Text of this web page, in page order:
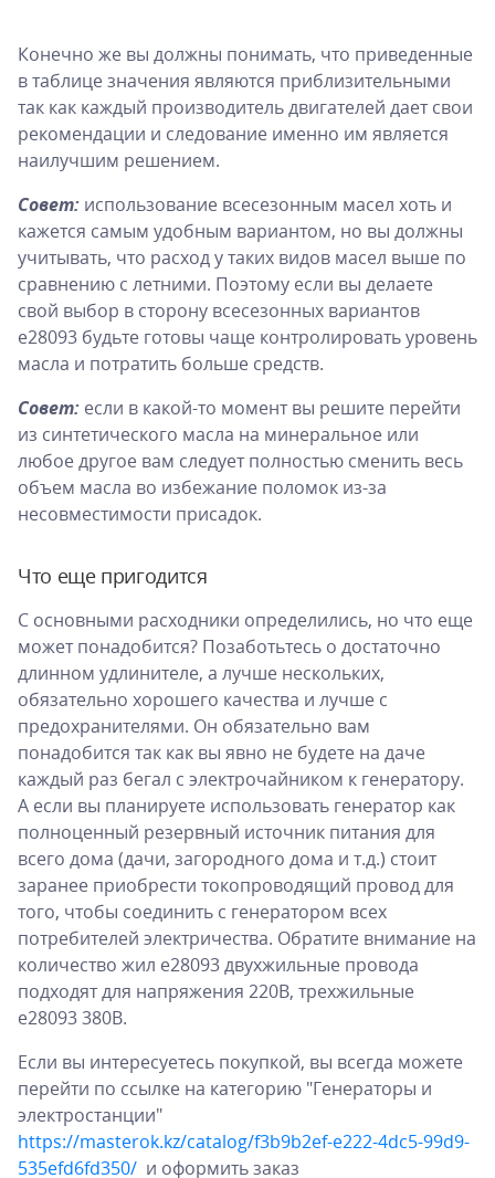
Конечно же вы должны понимать, что приведенные
в таблице значения являются приблизительными
так как каждый производитель двигателей дает свои
рекомендации и следование именно им является
наилучшим решением.
Совет: использование всесезонным масел хоть и
кажется самым удобным вариантом, но вы должны
учитывать, что расход у таких видов масел выше по
сравнению с летними. Поэтому если вы делаете
свой выбор в сторону всесезонных вариантов
e28093 будьте готовы чаще контролировать уровень
масла и потратить больше средств.
Совет: если в какой-то момент вы решите перейти
из синтетического масла на минеральное или
любое другое вам следует полностью сменить весь
объем масла во избежание поломок из-за
несовместимости присадок.
Что еще пригодится
С основными расходники определились, но что еще
может понадобится? Позаботьтесь о достаточно
длинном удлинителе, а лучше нескольких,
обязательно хорошего качества и лучше с
предохранителями. Он обязательно вам
понадобится так как вы явно не будете на даче
каждый раз бегал с электрочайником к генератору.
А если вы планируете использовать генератор как
полноценный резервный источник питания для
всего дома (дачи, загородного дома и т.д.) стоит
заранее приобрести токопроводящий провод для
того, чтобы соединить с генератором всех
потребителей электричества. Обратите внимание на
количество жил e28093 двухжильные провода
подходят для напряжения 220В, трехжильные
e28093 380В.
Если вы интересуетесь покупкой, вы всегда можете
перейти по ссылке на категорию "Генераторы и
электростанции"
https://masterok.kz/catalog/f3b9b2ef-e222-4dc5-99d9-
535efd6fd350/ и оформить заказ